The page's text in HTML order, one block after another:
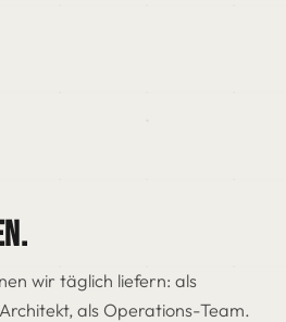
wir täglich liefern: als
als Operations-Team.